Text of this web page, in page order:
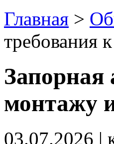
Главная >
требования
Запорная
монтажу
03.07.2026 |